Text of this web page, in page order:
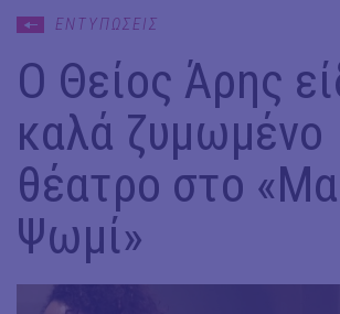
ΕΝΤΥΠΩΣΕΙΣ
Ο Θείος Άρης
καλά ζυμωμένο
θέατρο στο
Ψωμί»